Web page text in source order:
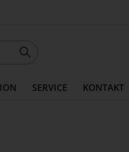
SERVICE KONTAKT